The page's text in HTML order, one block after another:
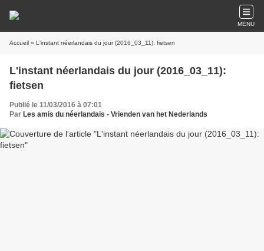
MENU
Accueil » L'instant néerlandais du jour (2016_03_11): fietsen
L'instant néerlandais du jour (2016_03_11):
fietsen
Publié le 11/03/2016 à 07:01
Par Les amis du néerlandais - Vrienden van het Nederlands